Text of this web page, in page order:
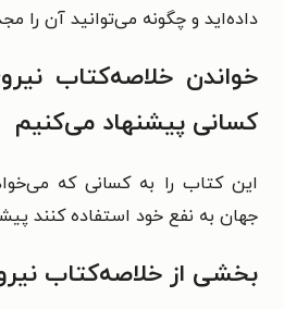
داده‌اید و چگونه می‌توانید آن را
خواندن خلاصه‌کتاب
کسانی پیشنهاد می‌کنیم
این کتاب را به کسانی که
جهان به نفع خود استفاده کنند
بخشی از خلاصه‌کتاب